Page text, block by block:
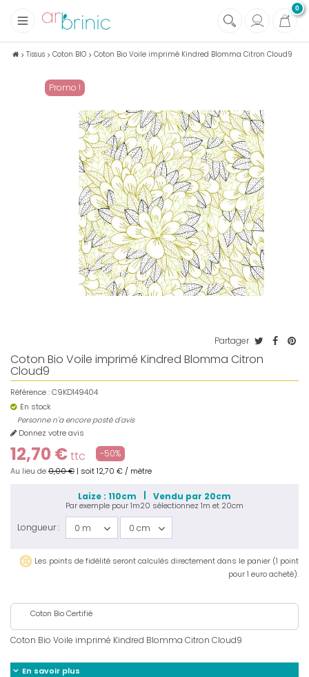
0
+
Tissus
Soins et Santé au naturel
Maison écologique
Tissus Coton BIO Coton Bio Voile imprimé Kindred Blomma Citron Cloud9
Promo !
Partager
Coton Bio Voile imprimé Kindred Blomma Citron
Cloud9
Référence :C9KD149404
En stock
Personne n'a encore posté d'avis
Donnez votre avis
12,70 €ttc -50%
Au lieu de0,00 € | soit12,70 € / mètre
Laize : 110cm Vendu par 20cm
Par exemple pour1m20 sélectionnez 1m et 20cm
Longueur : 0 m 0 cm
Les points de fidélité seront calculés directement dans le panier (1 point
pour 1 euro acheté).
Coton Bio Certifié
Coton Bio Voile imprimé Kindred Blomma Citron Cloud9
En savoir plus